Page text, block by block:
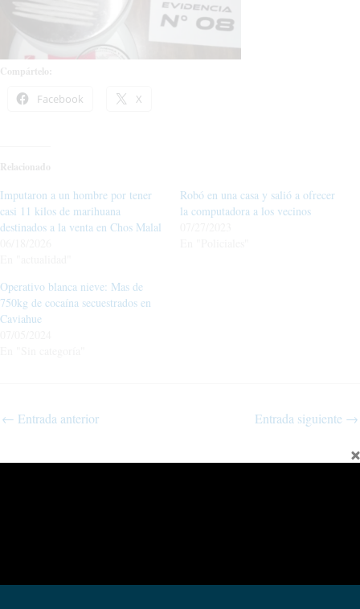
Compártelo:
Facebook X
Relacionado
Imputaron a un hombre por tener
casi 11 kilos de marihuana
destinados a la venta en Chos Malal
Robó en una casa y salió a ofrecer
la computadora a los vecinos
Operativo blanca nieve: Mas de
750kg de cocaína secuestrados en
Caviahue
← Entrada anterior Entrada siguiente →